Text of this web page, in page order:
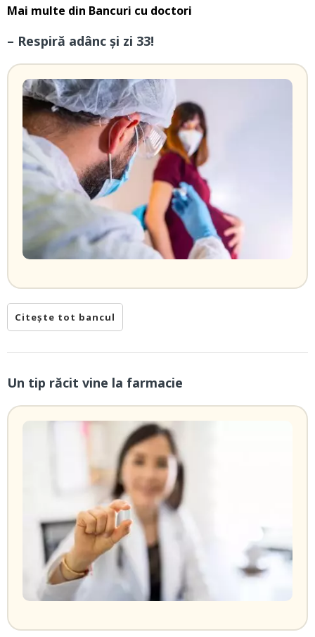
Mai multe din Bancuri cu doctori
– Respiră adânc și zi 33!
Citește tot bancul
Un tip răcit vine la farmacie